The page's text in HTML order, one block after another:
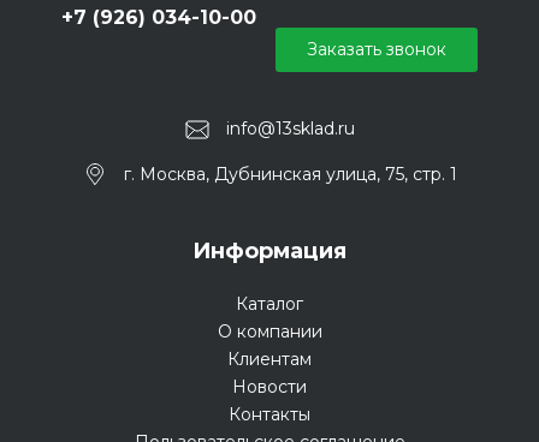
info@13sklad.ru
+7 (926) 034-10-00
г. Москва, Дубнинская улица, 75, стр. 1
Заказать звонок
Информация
Каталог
О компании
Клиентам
Новости
Контакты